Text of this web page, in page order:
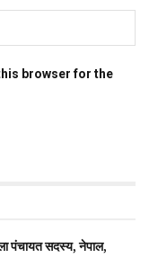
browser for the
पंचायत सदस्य, नेपाल,